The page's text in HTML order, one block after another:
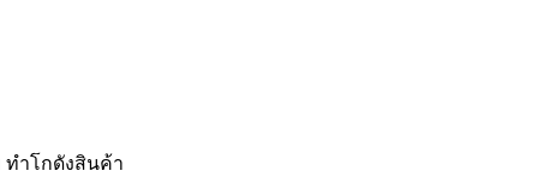
ทำโกดังสินค้า